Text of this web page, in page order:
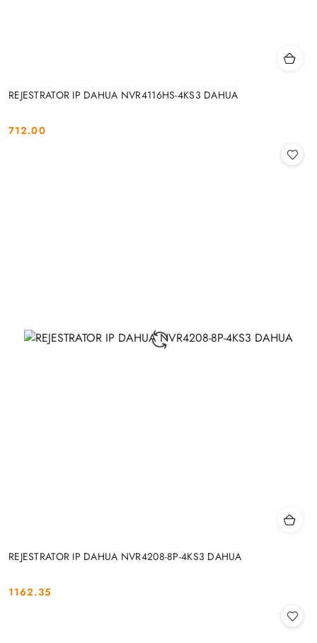
REJESTRATOR IP DAHUA NVR4116HS-4KS3 DAHUA
Cena:
712.00
REJESTRATOR IP DAHUA NVR4208-8P-4KS3 DAHUA
Cena:
1162.35